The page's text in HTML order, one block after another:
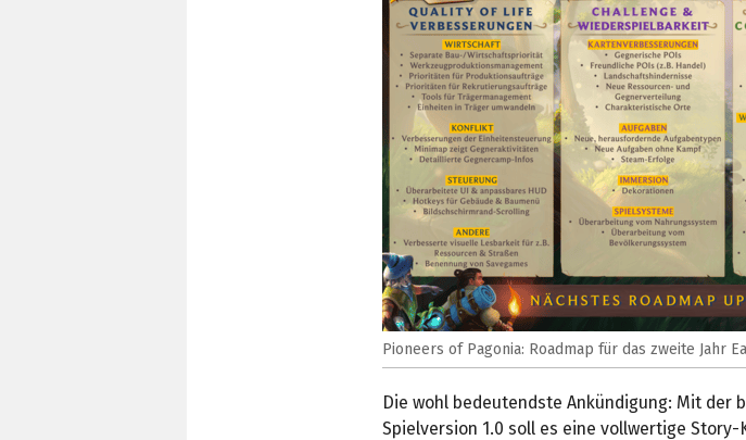
Pioneers of Pagonia: Roadmap für das zweite Jahr
Die wohl bedeutendste Ankündigung: Mit der
Spielversion 1.0 soll es eine vollwertige